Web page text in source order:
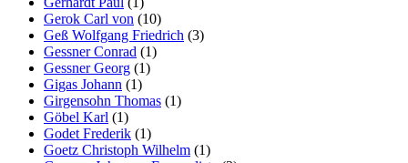
Gerok Carl von (10)
Geß Wolfgang Friedrich (3)
Gessner Conrad (1)
Gessner Georg (1)
Gigas Johann (1)
Girgensohn Thomas (1)
Göbel Karl (1)
Godet Frederik (1)
Goetz Christoph Wilhelm (1)